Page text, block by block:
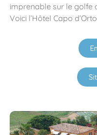
imprenable sur le golfe
Voici l’Hôtel Capo